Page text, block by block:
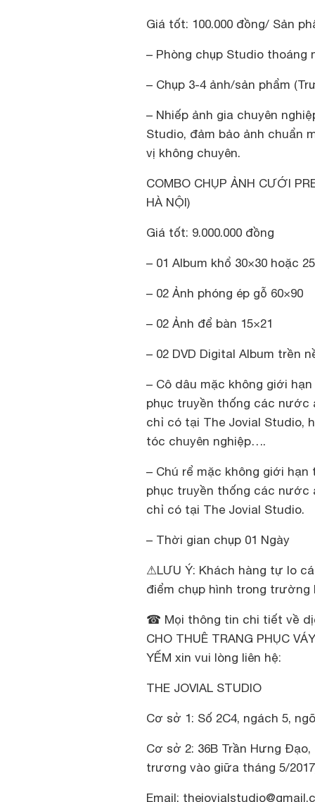
Giá tốt: 100.000 đồng/ Sản
– Phòng chụp Studio
– Chụp 3-4 ảnh/sản phẩm
– Nhiếp ảnh gia chuyên
Studio, đảm bảo ảnh chuẩn
vị không chuyên.
COMBO CHỤP ẢNH CƯỚI
HÀ NỘI)
Giá tốt: 9.000.000 đồng
– 01 Album khổ 30×30 hoặc
– 02 Ảnh phóng ép gỗ 60×90
– 02 Ảnh để bàn 15×21
– 02 DVD Digital Album trền
– Cô dâu mặc không giới
phục truyền thống các nước
chỉ có tại The Jovial Studio,
tóc chuyên nghiệp….
– Chú rể mặc không giới
phục truyền thống các nước
chỉ có tại The Jovial Studio.
– Thời gian chụp 01 Ngày
⚠LƯU Ý: Khách hàng tự lo
điểm chụp hình trong trường
☎ Mọi thông tin chi tiết về
CHO THUÊ TRANG PHỤC
YẾM xin vui lòng liên hệ:
THE JOVIAL STUDIO
Cơ sở 1: Số 2C4, ngách 5,
Cơ sở 2: 36B Trần Hưng
trương vào giữa tháng 5/
Email: